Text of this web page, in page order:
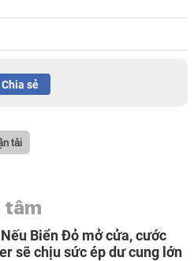
Chia sẻ
tải
tâm
Biển Đỏ mở cửa, cước
sẽ chịu sức ép dư cung lớn